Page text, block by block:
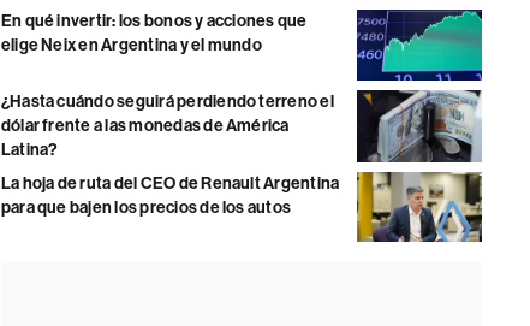
En qué invertir: los bonos y acciones que
elige Neix en Argentina y el mundo
¿Hasta cuándo seguirá perdiendo terreno el
dólar frente a las monedas de América
Latina?
La hoja de ruta del CEO de Renault Argentina
para que bajen los precios de los autos